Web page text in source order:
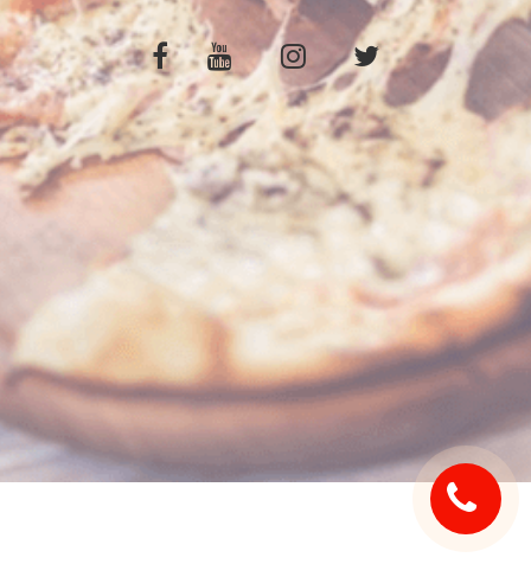
MENTIONS LÉGALES
C.G.V